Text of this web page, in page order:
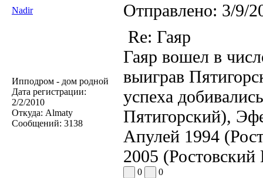
Nadir Отправлено: 3/9/
Ипподром - дом родной
Дата регистрации:
2/2/2010
Откуда: Almaty
Сообщений: 3138
Re: Гаяр
Гаяр вошел в
выиграв
успеха
Пятигорский),
Апулей 1994
2005 (Ростовский
0 0